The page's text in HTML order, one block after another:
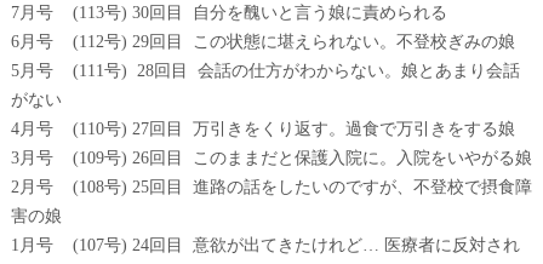
7月号 (113号) 30回目 自分を醜いと言う娘に責められる
6月号 (112号) 29回目 この状態に堪えられない。不登校ぎみの娘
5月号 (111号) 28回目 会話の仕方がわからない。娘とあまり会話
がない
4月号 (110号) 27回目 万引きをくり返す。過食で万引きをする娘
3月号 (109号) 26回目 このままだと保護入院に。入院をいやがる娘
2月号 (108号) 25回目 進路の話をしたいのですが、不登校で摂食障
害の娘
1月号 (107号) 24回目 意欲が出てきたけれど… 医療者に反対され